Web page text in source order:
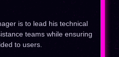
is to lead his technical
teams while ensuring
to users.